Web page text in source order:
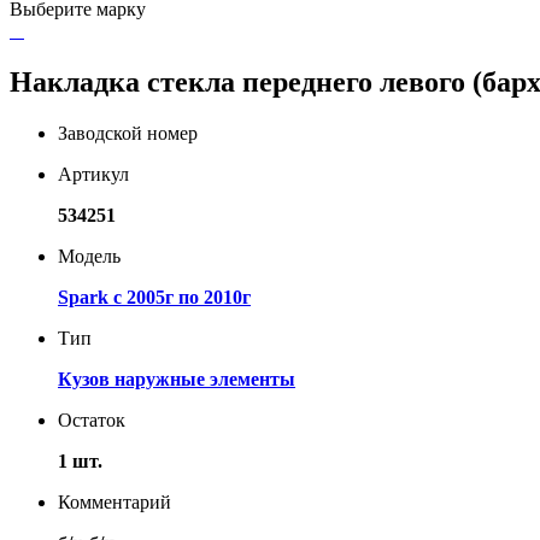
Выберите марку
Накладка стекла переднего левого
Заводской номер
Артикул
534251
Модель
Spark с 2005г по 2010г
Тип
Кузов наружные элементы
Остаток
1 шт.
Комментарий